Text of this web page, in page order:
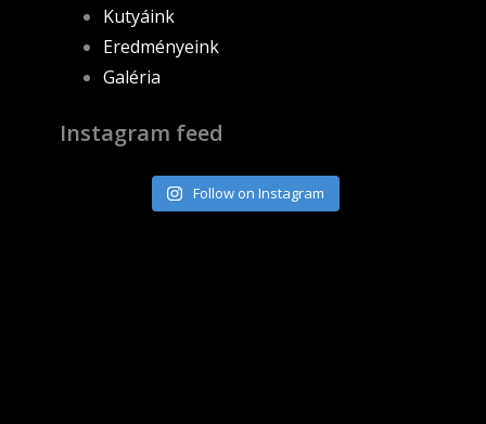
Kutyáink
Eredményeink
Galéria
Instagram feed
Follow on Instagram